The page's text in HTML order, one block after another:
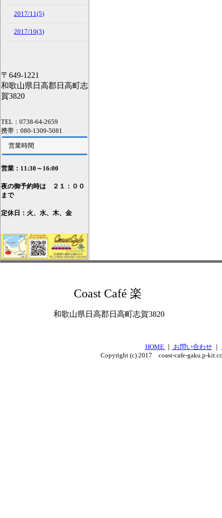
2017/11(5)
2017/10(3)
〒649-1221
和歌山県日高郡日高町志
賀3820
TEL：0738-64-2659
携帯：080-1309-5081
営業時間
営業：11:30～16:00
夜の御予約時は ２１：００
まで
定休日：火、水、木、金
Coast Café 楽
和歌山県日高郡日高町志賀3820
HOME ｜ お問い合わせ｜
Copyright (c) 2017 coast-cafe-gaku.p-